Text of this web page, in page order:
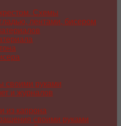
Схемы
лентами, бисером
своими руками
и журналов
из капрона
своими руками